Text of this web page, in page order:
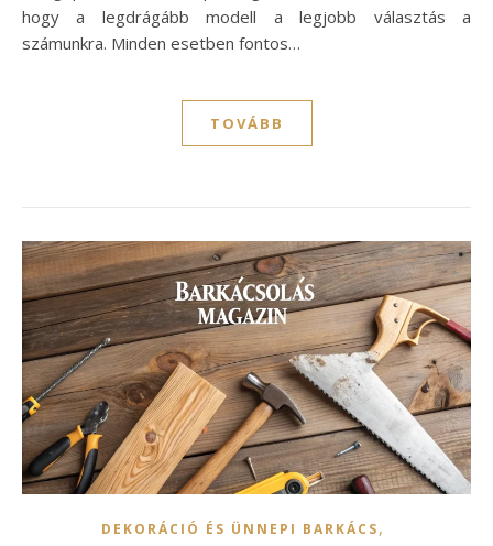
hogy a legdrágább modell a legjobb választás a
számunkra. Minden esetben fontos…
TOVÁBB
DEKORÁCIÓ ÉS ÜNNEPI BARKÁCS,